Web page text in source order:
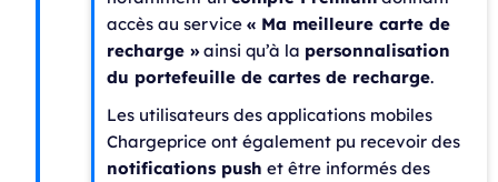
accès au service« Ma meilleure carte de
recharge »ainsi qu’à la personnalisation
du portefeuille de cartes de recharge.
Les utilisateurs des applications mobiles
Chargeprice ont également pu recevoir des
notifications push et être informés des